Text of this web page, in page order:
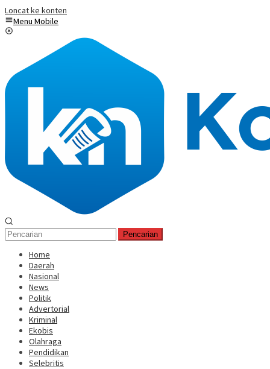
Loncat ke konten
Menu Mobile
Pencarian
Home
Daerah
Nasional
News
Politik
Advertorial
Kriminal
Ekobis
Olahraga
Pendidikan
Selebritis